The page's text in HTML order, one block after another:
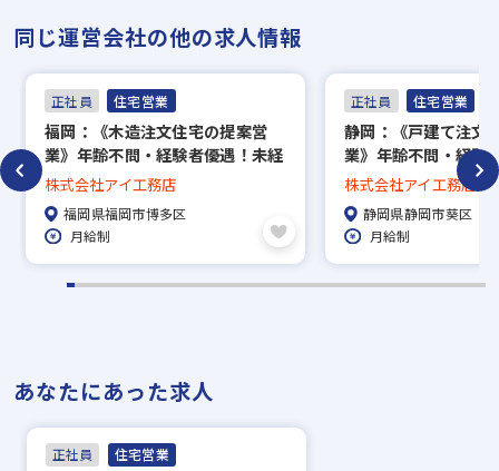
【一次面接】（現地責任者）
筆記テスト＋適正検査（性格診断）あり
▼
【最終面接】（役員）
▼
内定
※入社時期は相談に応じます。現在、在職中
同じ運営会社の他の求人情報
正社員 住宅営業
福岡：《木造注文住宅の提案営
業》年齢不問・経験者優遇！未経
験者はポテンシャル重視の採用◎
株式会社アイ工務店
福岡県福岡市博多区
月給制
正社員 住宅営業
静岡：《戸建て注文
業》年齢不問・経験
験者はポテンシャル
株式会社アイ工務店
静岡県静岡市葵区
月給制
あなたにあった求人
正社員 住宅営業